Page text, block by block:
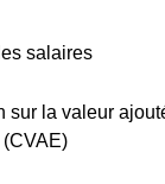
salaires
sur la valeur